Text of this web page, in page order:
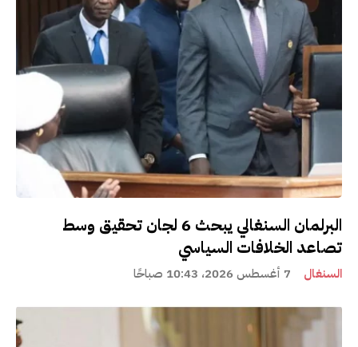
البرلمان السنغالي يبحث 6 لجان تحقيق وسط
تصاعد الخلافات السياسي
السنغال 7 أغسطس 2026، 10:43 صباحًا